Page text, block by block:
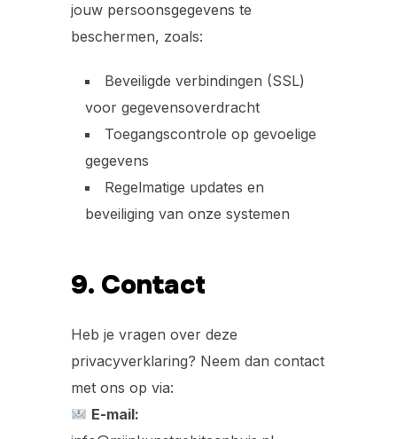
jouw persoonsgegevens te
beschermen, zoals:
Beveiligde verbindingen (SSL)
voor gegevensoverdracht
Toegangscontrole op gevoelige
gegevens
Regelmatige updates en
beveiliging van onze systemen
9. Contact
Heb je vragen over deze
privacyverklaring? Neem dan contact
met ons op via:
E-mail: